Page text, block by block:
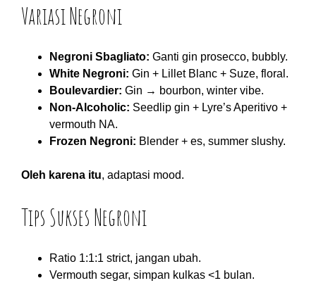
Variasi Negroni
Negroni Sbagliato: Ganti gin prosecco, bubbly.
White Negroni: Gin + Lillet Blanc + Suze, floral.
Boulevardier: Gin → bourbon, winter vibe.
Non-Alcoholic: Seedlip gin + Lyre’s Aperitivo +
vermouth NA.
Frozen Negroni: Blender + es, summer slushy.
Oleh karena itu, adaptasi mood.
Tips Sukses Negroni
Ratio 1:1:1 strict, jangan ubah.
Vermouth segar, simpan kulkas <1 bulan.